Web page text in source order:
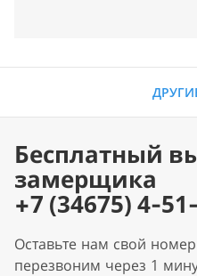
Бесплатный
замерщика
+7 (34675) 4-
Оставьте нам свой
перезвоним через 1